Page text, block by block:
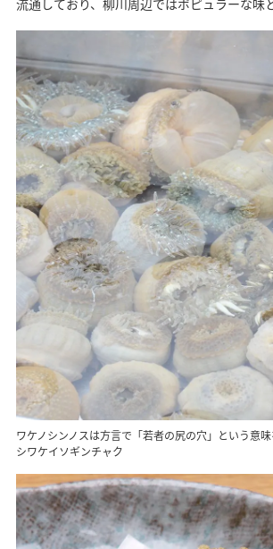
ワケノシンノスは方言で「若者の尻の穴」という意
シワケイソギンチャク